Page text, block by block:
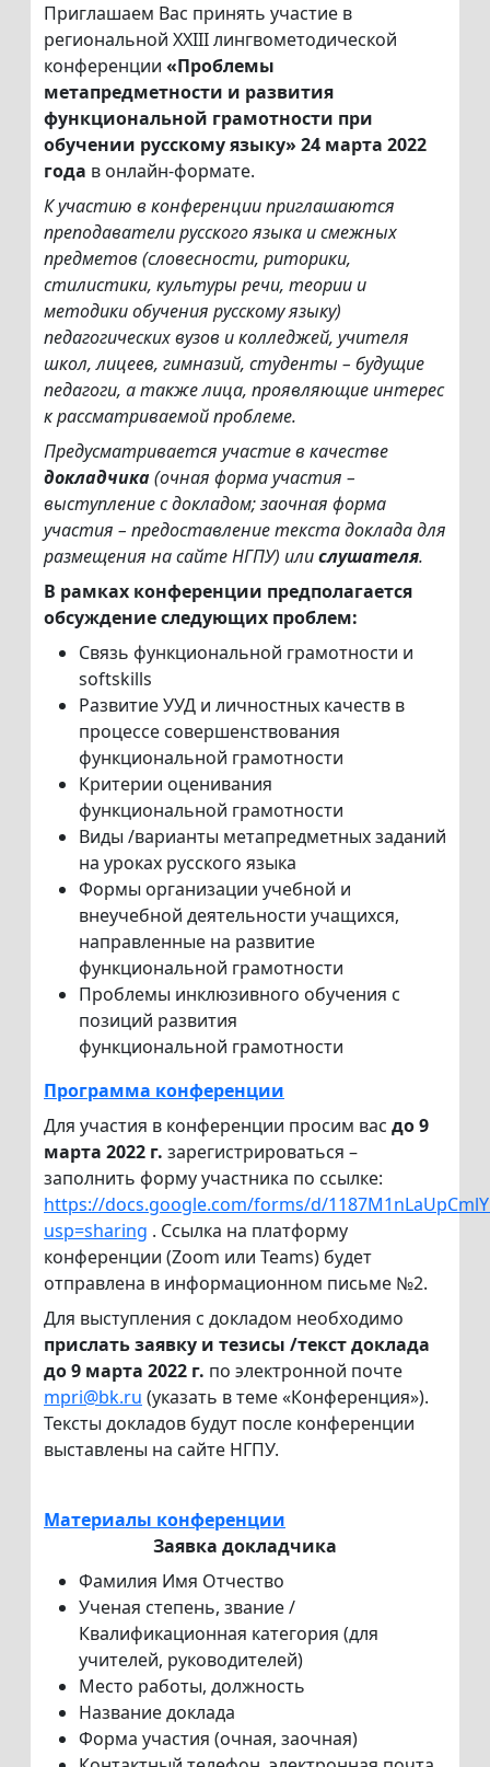
Приглашаем Вас принять участие в
региональной ХХIII лингвометодической
конференции «Проблемы
метапредметности и развития
функциональной грамотности при
обучении русскому языку» 24 марта 2022
года в онлайн-формате.
К участию в конференции приглашаются
преподаватели русского языка и смежных
предметов (словесности, риторики,
стилистики, культуры речи, теории и
методики обучения русскому языку)
педагогических вузов и колледжей, учителя
школ, лицеев, гимназий, студенты – будущие
педагоги, а также лица, проявляющие интерес
к рассматриваемой проблеме.
Предусматривается участие в качестве
докладчика(очная форма участия –
выступление с докладом; заочная форма
участия – предоставление текста доклада для
размещения на сайте НГПУ) илислушателя.
В рамках конференции предполагается
обсуждение следующих проблем:
Связь функциональной грамотности и
softskills
Развитие УУД и личностных качеств в
процессе совершенствования
функциональной грамотности
Критерии оценивания
функциональной грамотности
Виды /варианты метапредметных заданий
на уроках русского языка
Формы организации учебной и
внеучебной деятельности учащихся,
направленные на развитие
функциональной грамотности
Проблемы инклюзивного обучения с
позиций развития
функциональной грамотности
Программа конференции
Для участия в конференции просим вас до 9
марта 2022 г. зарегистрироваться –
заполнить форму участника по ссылке:
https://docs.google.com/forms/d/
usp=sharing . Ссылка на платформу
конференции (Zoom или Teams) будет
отправлена в информационном письме №2.
Для выступления с докладом необходимо
прислать заявку и тезисы /текст доклада
до 9 марта 2022 г. по электронной почте
mpri@bk.ru (указать в теме «Конференция»).
Тексты докладов будут после конференции
выставлены на сайте НГПУ.
Материалы конференции
Заявка докладчика
Фамилия Имя Отчество
Ученая степень, звание /
Квалификационная категория (для
учителей, руководителей)
Место работы, должность
Название доклада
Форма участия (очная, заочная)